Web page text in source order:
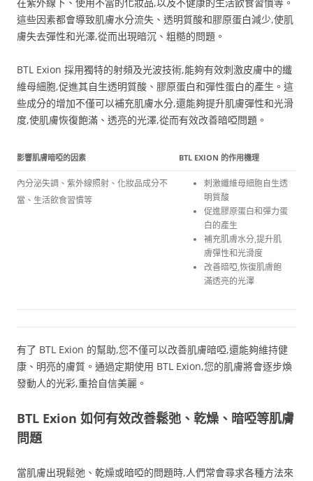
這些因素都會導致肌膚水分流失、透明質酸和膠原蛋白減少,使肌
膚失去彈性和光澤,從而出現暗沉、粗糙的問題。
BTL Exion 採用獨特的射頻及光波技術,能夠有效刺激皮膚中的纖
維母細胞,促進其自生透明質酸、膠原蛋白和彈性蛋白的產生。這
些成分的增加不僅可以補充肌膚水分,還能夠提升肌膚彈性和光滑
度,使肌膚恢復飽滿、透亮的光澤,從而有效改善暗啞問題。
影響肌膚暗啞的因素 BTL EXION 的作用機理
內分泌失調、紫外線照射、化妝品成分不
當、生活飲食習慣等
刺激纖維母細胞自生透
明質酸
促進膠原蛋白和彈力蛋
白的產生
補充肌膚水分,提升肌
膚彈性和光滑度
改善暗啞,恢復肌膚飽
滿透亮的光澤
有了 BTL Exion 的幫助,您不僅可以改善肌膚暗啞,還能夠維持健
康、明亮的膚質。通過定期使用 BTL Exion,您的肌膚將會逐步煥
發動人的光彩,重拾自信美麗。
BTL Exion 如何有效改善鬆弛、乾燥、暗啞等肌膚
問題
當肌膚出現鬆弛、乾燥或暗啞的問題時,人們常會尋求各種方法來